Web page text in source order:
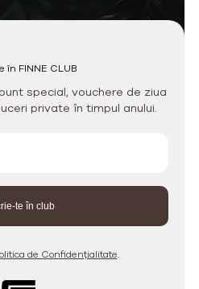
în FINNE CLUB
special, vouchere de ziua
private în timpul anului.
de Confidențialitate.